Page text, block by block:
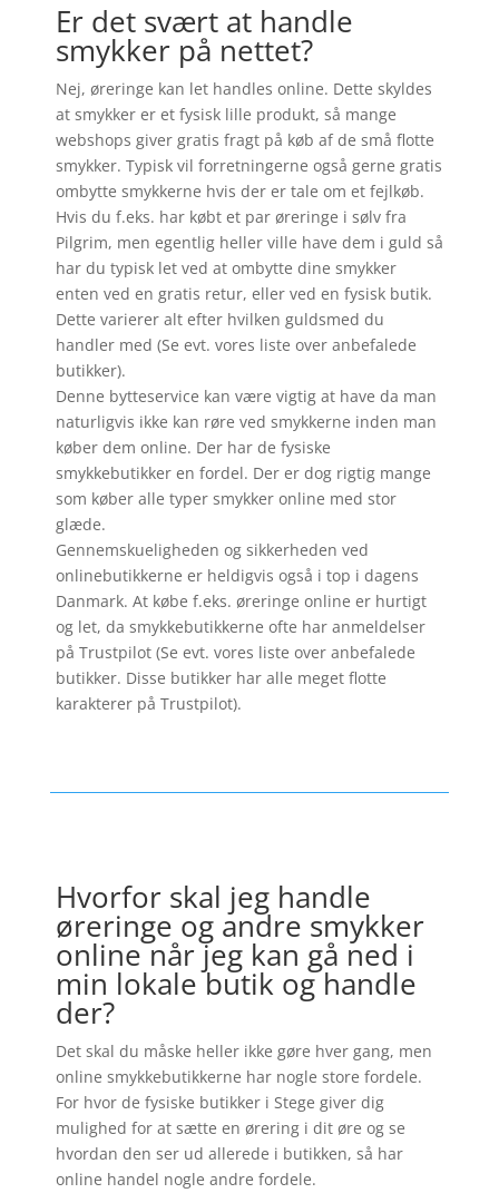
Er det svært at handle
smykker på nettet?
Nej, øreringe kan let handles online. Dette skyldes
at smykker er et fysisk lille produkt, så mange
webshops giver gratis fragt på køb af de små flotte
smykker. Typisk vil forretningerne også gerne gratis
ombytte smykkerne hvis der er tale om et fejlkøb.
Hvis du f.eks. har købt et par øreringe i sølv fra
Pilgrim, men egentlig heller ville have dem i guld så
har du typisk let ved at ombytte dine smykker
enten ved en gratis retur, eller ved en fysisk butik.
Dette varierer alt efter hvilken guldsmed du
handler med (Se evt. vores liste over anbefalede
butikker).
Denne bytteservice kan være vigtig at have da man
naturligvis ikke kan røre ved smykkerne inden man
køber dem online. Der har de fysiske
smykkebutikker en fordel. Der er dog rigtig mange
som køber alle typer smykker online med stor
glæde.
Gennemskueligheden og sikkerheden ved
onlinebutikkerne er heldigvis også i top i dagens
Danmark. At købe f.eks. øreringe online er hurtigt
og let, da smykkebutikkerne ofte har anmeldelser
på Trustpilot (Se evt. vores liste over anbefalede
butikker. Disse butikker har alle meget flotte
karakterer på Trustpilot).
Hvorfor skal jeg handle
øreringe og andre smykker
online når jeg kan gå ned i
min lokale butik og handle
der?
Det skal du måske heller ikke gøre hver gang, men
online smykkebutikkerne har nogle store fordele.
For hvor de fysiske butikker i Stege giver dig
mulighed for at sætte en ørering i dit øre og se
hvordan den ser ud allerede i butikken, så har
online handel nogle andre fordele.